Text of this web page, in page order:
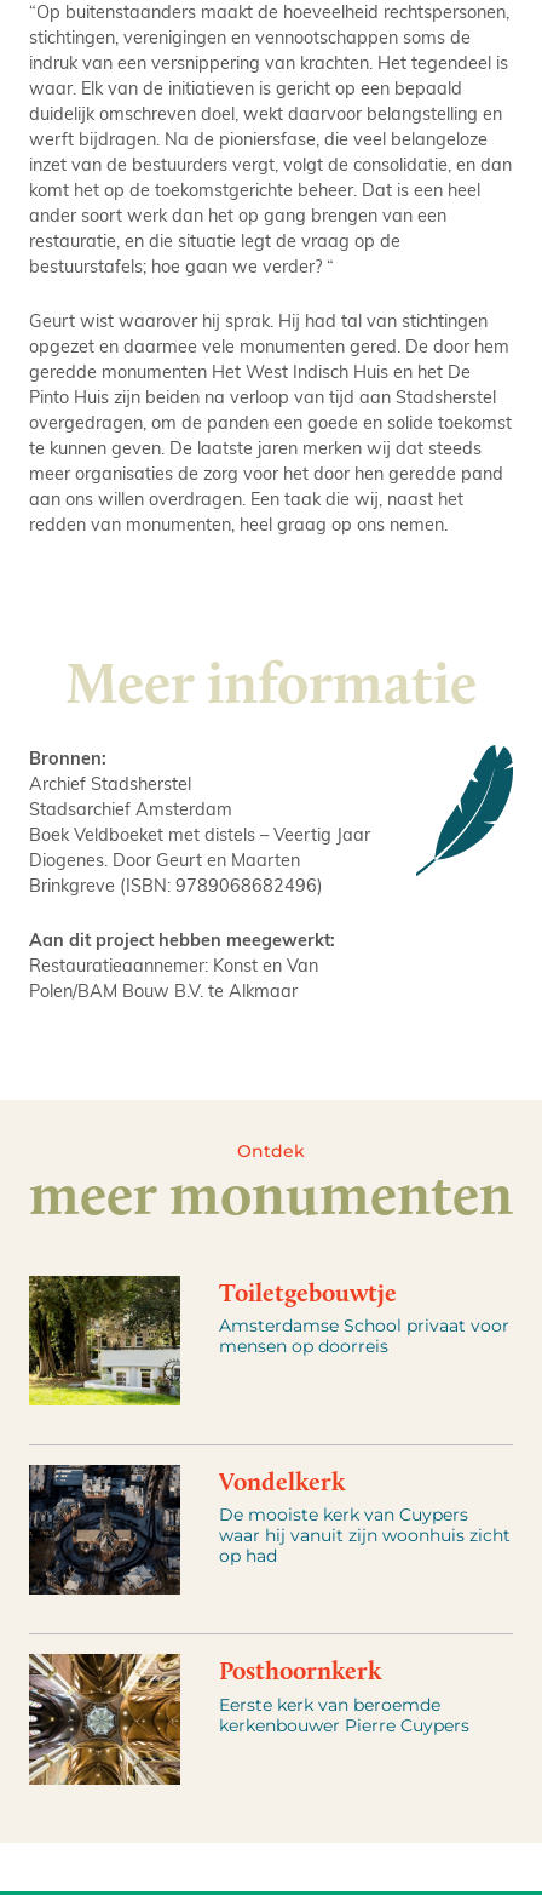
“Op buitenstaanders maakt de hoeveelheid rechtspersonen,
stichtingen, verenigingen en vennootschappen soms de
indruk van een versnippering van krachten. Het tegendeel is
waar. Elk van de initiatieven is gericht op een bepaald
duidelijk omschreven doel, wekt daarvoor belangstelling en
werft bijdragen. Na de pioniersfase, die veel belangeloze
inzet van de bestuurders vergt, volgt de consolidatie, en dan
komt het op de toekomstgerichte beheer. Dat is een heel
ander soort werk dan het op gang brengen van een
restauratie, en die situatie legt de vraag op de
bestuurstafels; hoe gaan we verder? “
Geurt wist waarover hij sprak. Hij had tal van stichtingen
opgezet en daarmee vele monumenten gered. De door hem
geredde monumenten Het West Indisch Huis en het De
Pinto Huis zijn beiden na verloop van tijd aan Stadsherstel
overgedragen, om de panden een goede en solide toekomst
te kunnen geven. De laatste jaren merken wij dat steeds
meer organisaties de zorg voor het door hen geredde pand
aan ons willen overdragen. Een taak die wij, naast het
redden van monumenten, heel graag op ons nemen.
Meer informatie
Bronnen:
Archief Stadsherstel
Stadsarchief Amsterdam
Boek Veldboeket met distels – Veertig Jaar
Diogenes. Door Geurt en Maarten
Brinkgreve (ISBN: 9789068682496)
Aan dit project hebben meegewerkt:
Restauratieaannemer: Konst en Van
Polen/BAM Bouw B.V. te Alkmaar
Ontdek
meer monumenten
Toiletgebouwtje
Amsterdamse School privaat voor
mensen op doorreis
Vondelkerk
De mooiste kerk van Cuypers
waar hij vanuit zijn woonhuis zicht
op had
Posthoornkerk
Eerste kerk van beroemde
kerkenbouwer Pierre Cuypers